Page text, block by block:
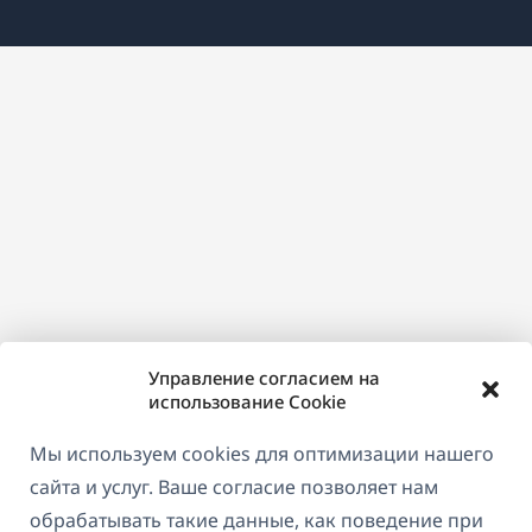
Управление согласием на
использование Cookie
Мы используем cookies для оптимизации нашего
сайта и услуг. Ваше согласие позволяет нам
обрабатывать такие данные, как поведение при
новом